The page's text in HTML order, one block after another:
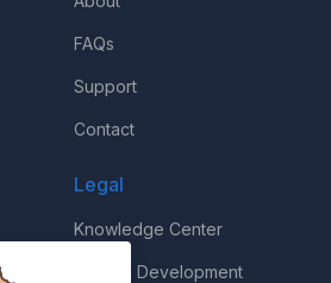
FAQs
Support
Contact
Legal
Knowledge Center
Custom Development